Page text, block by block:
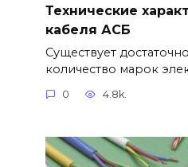
Технические
кабеля АСБ
Существует
количество марок
0 4.8k.